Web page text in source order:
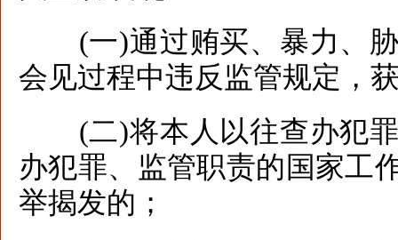
(一)通过贿买、暴力、胁
会见过程中违反监管规定，
(二)将本人以往查办犯罪
办犯罪、监管职责的国家工
举揭发的；